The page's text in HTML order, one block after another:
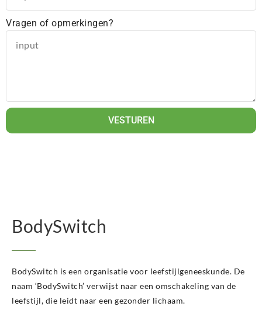
BodySwitch Tilburg
BodySwitch Utrecht
BodySwitch Venlo
BodySwitch Zaandam
BodySwitch Zoetermeer
Vragen of opmerkingen?
VESTUREN
BodySwitch
BodySwitch is een organisatie voor leefstijlgeneeskunde. De
naam ‘BodySwitch’ verwijst naar een omschakeling van de
leefstijl, die leidt naar een gezonder lichaam.